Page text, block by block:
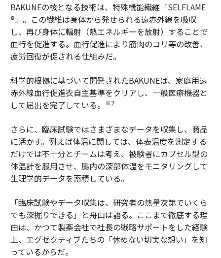
BAKUNEの核となる技術は、特殊機能繊維「SELFLAME
®」。この繊維は身体から発せられる遠赤外線を吸収
し、再び身体に輻射（熱エネルギーを放射）することで
血行を促進する。血行促進により筋肉のコリ等の改善、
疲労回復が促される仕組みだ。
科学的根拠に基づいて開発されたBAKUNEは、家庭用遠
赤外線血行促進衣自主基準をクリアし、一般医療機器と
して届出を完了している。
※2
さらに、臨床試験ではさまざまなデータを収集し、商品
に活かす。例えば体温に関しては、体表温度を測定する
だけでは不十分とチームは考え、被験者にカプセル型の
体温計を服用させ、腸内の深部体温をモニタリングして
生理学的データを蓄積している。
「臨床試験やデータ収集は、研究者の熱量次第でいくら
でも深掘りできる」と舟山は語る。ここまで徹底する理
由は、かつて製薬会社で社長の戦略サポートをした経験
上、エグゼクティブたちの「休めない切実な想い」を知
っているからだ。